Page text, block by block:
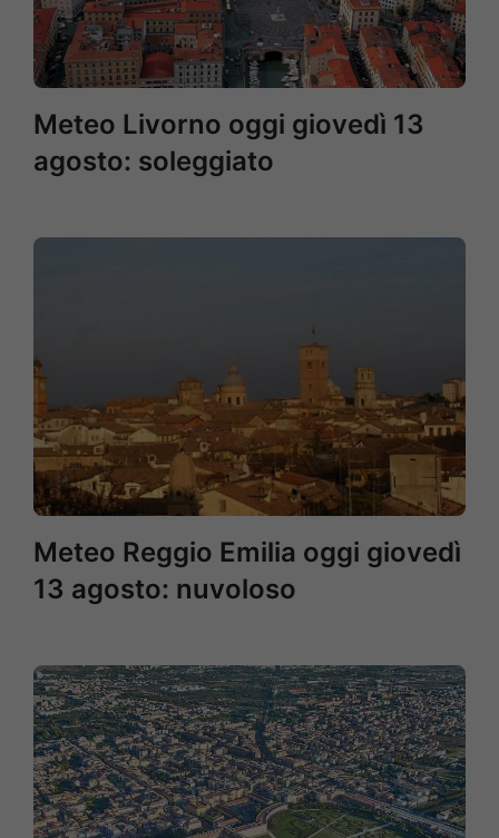
Meteo Livorno oggi giovedì 13
agosto: soleggiato
Meteo Reggio Emilia oggi giovedì
13 agosto: nuvoloso